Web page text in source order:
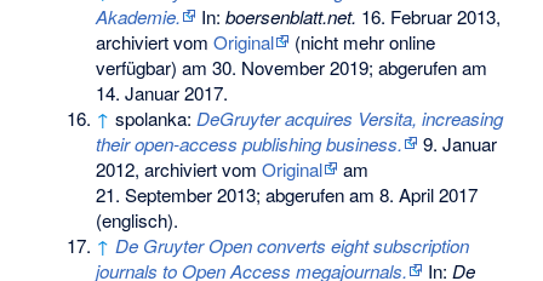
Akademie.
In:boersenblatt.net. 16. Februar 2013,
archiviert vomOriginal
(nicht mehr online
verfügbar) am30. November 2019; abgerufen am
14. Januar 2017.
↑ spolanka: DeGruyter acquires Versita, increasing
their open-access publishing business.
9. Januar
2012, archiviert vomOriginal
am
21. September 2013; abgerufen am 8. April 2017
(englisch).
↑ De Gruyter Open converts eight subscription
journals to Open Access megajournals.
In:De